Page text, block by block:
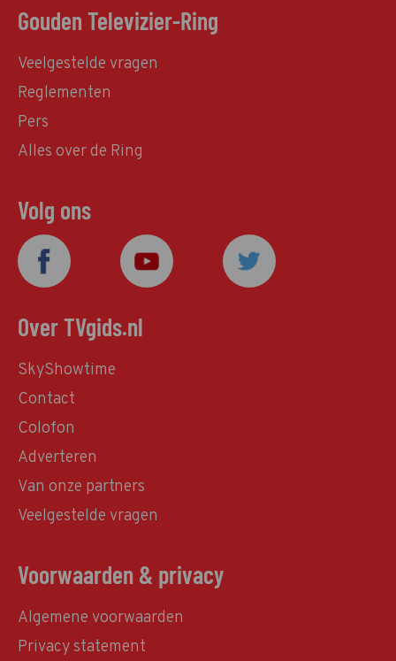
Gouden Televizier-Ring
Veelgestelde vragen
Reglementen
Pers
Alles over de Ring
Volg ons
Over TVgids.nl
SkyShowtime
Contact
Colofon
Adverteren
Van onze partners
Veelgestelde vragen
Voorwaarden & privacy
Algemene voorwaarden
Privacy statement